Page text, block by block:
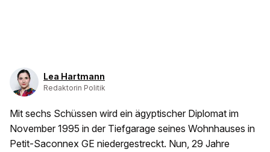
Lea Hartmann
Redaktorin Politik
Mit sechs Schüssen wird ein ägyptischer Diplomat im
November 1995 in der Tiefgarage seines Wohnhauses in
Petit-Saconnex GE niedergestreckt. Nun, 29 Jahre